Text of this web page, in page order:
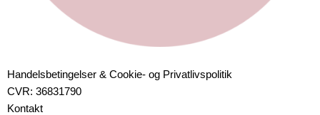
Handelsbetingelser & Cookie- og Privatlivspolitik
CVR: 36831790
Kontakt